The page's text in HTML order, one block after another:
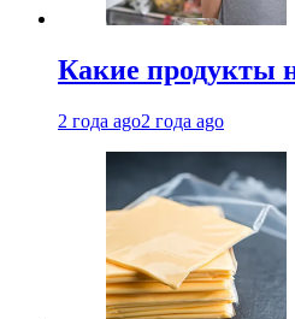
Какие продукты
2 года ago2 года ago